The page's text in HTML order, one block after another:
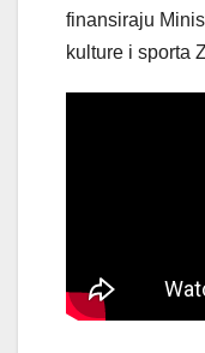
finansiraju
kulture i sporta